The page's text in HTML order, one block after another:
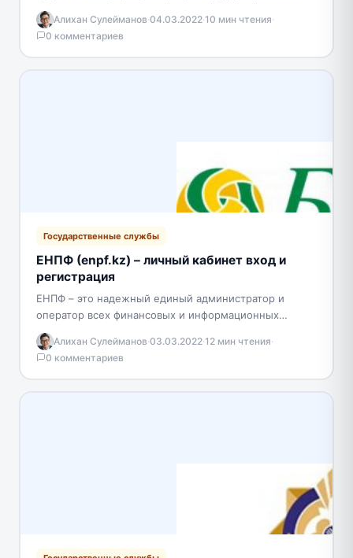
помогает работодателям быстрее находить
подходящих соискателей. Сервис также доступен
частным…
Алихан Сулейманов·04.03.2022·10 мин чтения·
0 комментариев
Государственные службы
ЕНПФ (enpf.kz) – личный кабинет вход и
регистрация
ЕНПФ – это надежный единый администратор и
оператор всех финансовых и информационных
потоков накопительной пенсионной системы
Республики Казахстан. Управление пенсионными
активами АО…
Алихан Сулейманов·03.03.2022·12 мин чтения·
0 комментариев